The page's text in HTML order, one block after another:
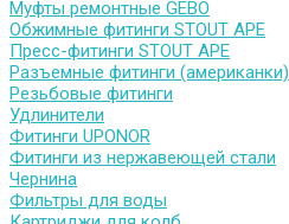
Муфты ремонтные GEBO
Обжимные фитинги STOUT APE
Пресс-фитинги STOUT APE
Разъемные фитинги (американки)
Резьбовые фитинги
Удлинители
Фитинги UPONOR
Фитинги из нержавеющей стали
Чернина
Фильтры для воды